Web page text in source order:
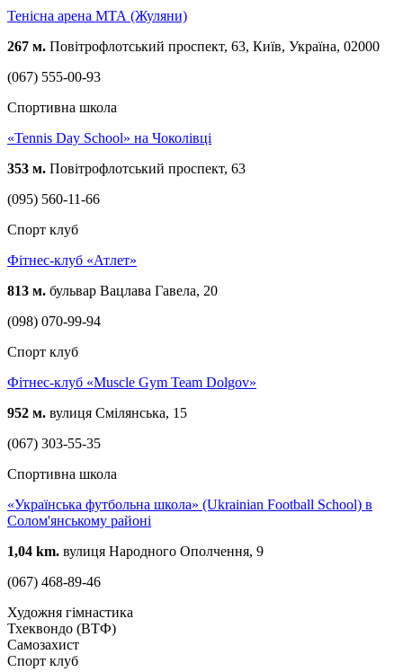
Тенісна арена МТА (Жуляни)
267 м. Повітрофлотський проспект, 63, Київ, Україна, 02000
(067) 555-00-93
Спортивна школа
«Tennis Day School» на Чоколівці
353 м. Повітрофлотський проспект, 63
(095) 560-11-66
Спорт клуб
Фітнес-клуб «Атлет»
813 м. бульвар Вацлава Гавела, 20
(098) 070-99-94
Спорт клуб
Фітнес-клуб «Muscle Gym Team Dolgov»
952 м. вулиця Смілянська, 15
(067) 303-55-35
Спортивна школа
«Українська футбольна школа» (Ukrainian Football School) в
Солом'янському районі
1,04 km. вулиця Народного Ополчення, 9
(067) 468-89-46
Художня гімнастика
Тхеквондо (ВТФ)
Самозахист
Спорт клуб